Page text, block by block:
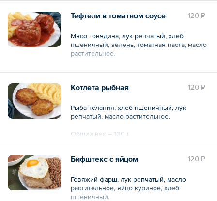
120 ₽
Тефтели в томатном соусе
Мясо говядина, лук репчатый, хлеб
пшеничный, зелень, томатная паста, масло
растительное.
Общий вес – 150 г
120 ₽
Котлета рыбная
Рыба телапия, хлеб пшеничный, лук
репчатый, масло растительное.
Общий вес – 100 г
120 ₽
Бифштекс с яйцом
Говяжий фарш, лук репчатый, масло
растительное, яйцо куриное, хлеб
пшеничный.